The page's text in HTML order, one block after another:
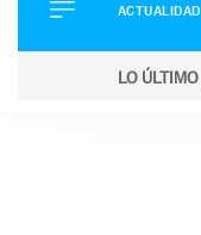
CONDUCIR
ACTUALIDAD
LO ÚLTIMO